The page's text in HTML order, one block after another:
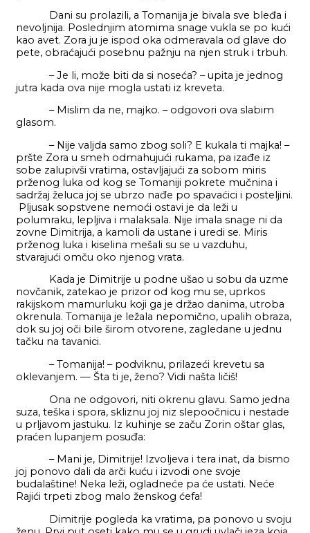
Dani su prolazili, a Tomanija je bivala sve bleđa i
nevoljnija. Poslednjim atomima snage vukla se po kući
kao avet. Zora ju je ispod oka odmeravala od glave do
pete, obraćajući posebnu pažnju na njen struk i trbuh.
– Je li, može biti da si noseća? – upita je jednog
jutra kada ova nije mogla ustati iz kreveta.
– Mislim da ne, majko. – odgovori ova slabim
glasom.
– Nije valjda samo zbog soli? E kukala ti majka! –
pršte Zora u smeh odmahujući rukama, pa izađe iz
sobe zalupivši vratima, ostavljajući za sobom miris
prženog luka od kog se Tomaniji pokrete mučnina i
sadržaj želuca joj se ubrzo nađe po spavaćici i posteljini.
Pljusak sopstvene nemoći ostavi je da leži u
polumraku, lepljiva i malaksala. Nije imala snage ni da
zovne Dimitrija, a kamoli da ustane i uredi se. Miris
prženog luka i kiselina mešali su se u vazduhu,
stvarajući omču oko njenog vrata.
Kada je Dimitrije u podne ušao u sobu da uzme
novčanik, zatekao je prizor od kog mu se, uprkos
rakijskom mamurluku koji ga je držao danima, utroba
okrenula. Tomanija je ležala nepomično, upalih obraza,
dok su joj oči bile širom otvorene, zagledane u jednu
tačku na tavanici.
– Tomanija! – podviknu, prilazeći krevetu sa
oklevanjem. — Šta ti je, ženo? Vidi našta ličiš!
Ona ne odgovori, niti okrenu glavu. Samo jedna
suza, teška i spora, skliznu joj niz slepoočnicu i nestade
u prljavom jastuku. Iz kuhinje se začu Zorin oštar glas,
praćen lupanjem posuđa:
– Mani je, Dimitrije! Izvoljeva i tera inat, da bismo
joj ponovo dali da arči kuću i izvodi one svoje
budalaštine! Neka leži, ogladneće pa će ustati. Neće
Rajići trpeti zbog malo ženskog ćefa!
Dimitrije pogleda ka vratima, pa ponovo u svoju